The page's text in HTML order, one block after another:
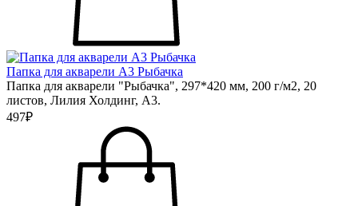
Папка для акварели А3 Рыбачка
Папка для акварели "Рыбачка", 297*420 мм, 200 г/м2, 20
листов, Лилия Холдинг, А3.
497₽